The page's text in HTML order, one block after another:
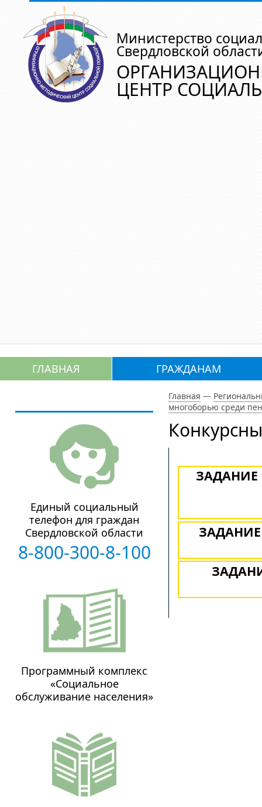
Министерство
Свердловской
ЦЕНТР
ГЛАВНАЯ ГРАЖДАНАМ
Главная —
многоборью среди
ЗАДАНИЕ
Единый социальный
телефон для граждан
Свердловской области
8-800-300-8-100
Программный комплекс
«Социальное
обслуживание населения»